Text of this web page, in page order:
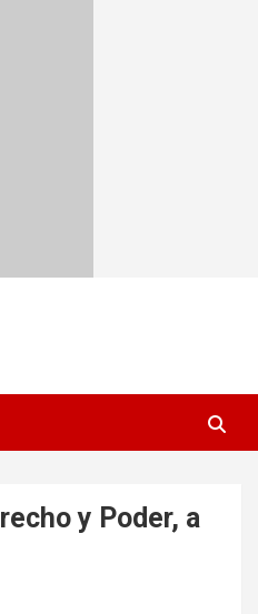
y Poder, a